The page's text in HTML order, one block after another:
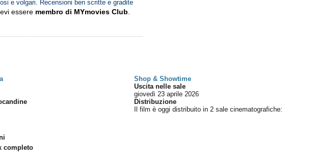
e volgari. Recensioni ben scritte e gradite
essere membro di MYmovies Club
Shop & Showtime
completo
Uscita nelle sale
giovedì 23 aprile 2026
Distribuzione
Il film è oggi distribuito in 2 sale cinematografiche: